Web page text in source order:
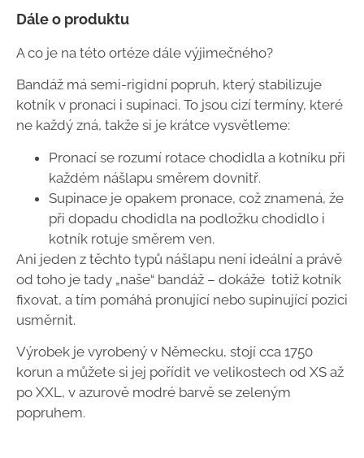
Dále o produktu
A co je na této ortéze dále výjimečného?
Bandáž má semi-rigidní popruh, který stabilizuje
kotník v pronaci i supinaci. To jsou cizí termíny, které
ne každý zná, takže si je krátce vysvětleme:
Pronací se rozumí rotace chodidla a kotníku při
každém nášlapu směrem dovnitř.
Supinace je opakem pronace, což znamená, že
při dopadu chodidla na podložku chodidlo i
kotník rotuje směrem ven.
Ani jeden z těchto typů nášlapu není ideální a právě
od toho je tady „naše“ bandáž – dokáže totiž kotník
fixovat, a tím pomáhá pronující nebo supinující pozici
usměrnit.
Výrobek je vyrobený v Německu, stojí cca 1750
korun a můžete si jej pořídit ve velikostech od XS až
po XXL, v azurově modré barvě se zeleným
popruhem.